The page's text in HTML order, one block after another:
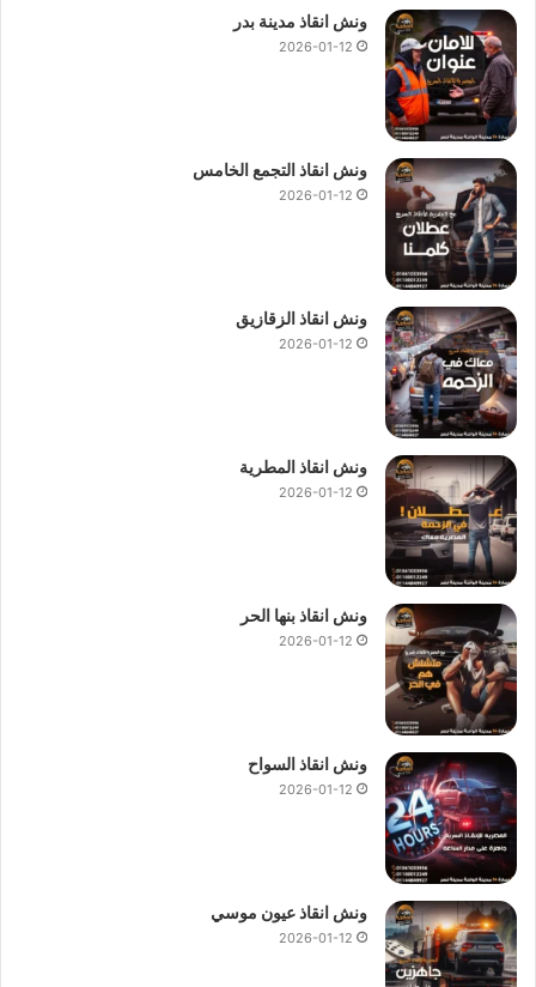
ونش انقاذ مدينة بدر
2026-01-12
ونش انقاذ التجمع الخامس
2026-01-12
ونش انقاذ الزقازيق
2026-01-12
ونش انقاذ المطرية
2026-01-12
ونش انقاذ بنها الحر
2026-01-12
ونش انقاذ السواح
2026-01-12
ونش انقاذ عيون موسي
2026-01-12